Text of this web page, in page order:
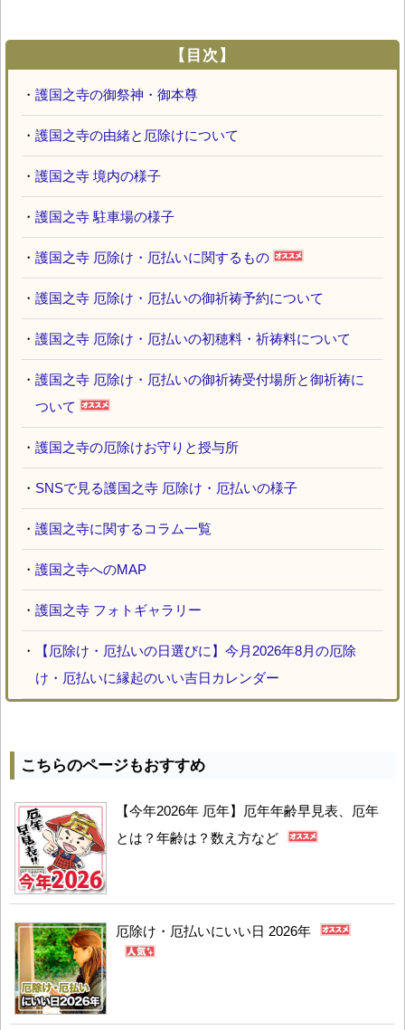
【目次】
・ 護国之寺の御祭神・御本尊
・ 護国之寺の由緒と厄除けについて
・ 護国之寺 境内の様子
・ 護国之寺 駐車場の様子
・ 護国之寺 厄除け・厄払いに関するもの
・ 護国之寺 厄除け・厄払いの御祈祷予約について
・ 護国之寺 厄除け・厄払いの初穂料・祈祷料について
・ 護国之寺 厄除け・厄払いの御祈祷受付場所と御祈祷に
ついて
・ 護国之寺の厄除けお守りと授与所
・ SNSで見る護国之寺 厄除け・厄払いの様子
・ 護国之寺に関するコラム一覧
・ 護国之寺へのMAP
・ 護国之寺 フォトギャラリー
・
【厄除け・厄払いの日選びに】今月2026年8月の厄除
け・厄払いに縁起のいい吉日カレンダー
こちらのページもおすすめ
【今年2026年 厄年】厄年年齢早見表、厄年
とは？年齢は？数え方など
厄除け・厄払いにいい日 2026年